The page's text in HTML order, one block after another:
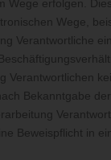
Wege erfolgen.
Wege,
Verantwortliche
Bekanntgabe
Beweispflicht in